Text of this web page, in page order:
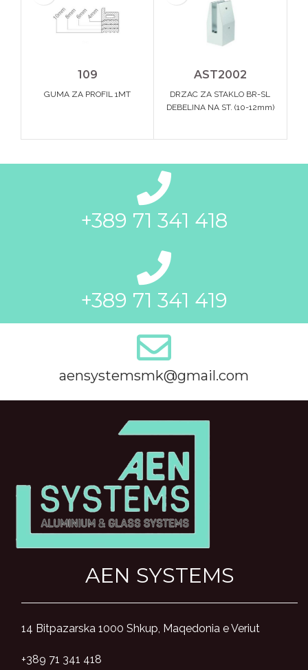
109
GUMA ZA PROFIL 1MT
AST2002
DRZAC ZA STAKLO BR-SL
DEBELINA NA ST. (10-12mm)
+389 71 341 418
+389 71 341 419
aensystemsmk@gmail.com
AEN SYSTEMS
14 Bitpazarska 1000 Shkup, Maqedonia e Veriut
+389 71 341 418